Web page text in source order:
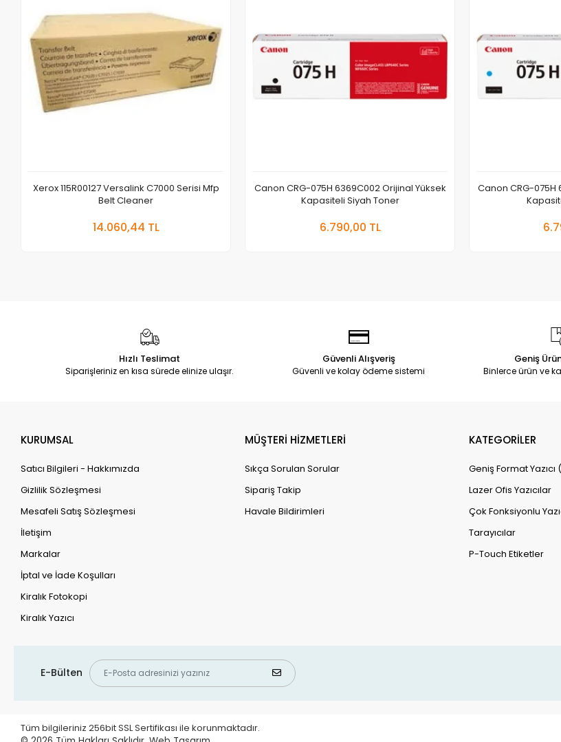
Xerox 115R00127 Versalink C7000 Serisi Mfp
Belt Cleaner
14.060,44 TL
Canon CRG-075H 6369C002 Orijinal Yüksek
Kapasiteli Siyah Toner
6.790,00 TL
Canon CRG-075H
Hızlı Teslimat
Siparişleriniz en kısa sürede elinize ulaşır.
Güvenli Alışveriş
Güvenli ve kolay ödeme sistemi
Geniş
Binlerce ürün ve
KURUMSAL
Satıcı Bilgileri - Hakkımızda
Gizlilik Sözleşmesi
Mesafeli Satış Sözleşmesi
İletişim
Markalar
İptal ve İade Koşulları
Kiralık Fotokopi
Kiralık Yazıcı
MÜŞTERİ HİZMETLERİ
Sıkça Sorulan Sorular
Sipariş Takip
Havale Bildirimleri
KATEGORİLER
Geniş Format
Lazer Ofis Yazıcılar
Çok Fonksiyonlu
Tarayıcılar
P-Touch Etiketler
E-Bülten
Tüm bilgileriniz 256bit SSL Sertifikası ile korunmaktadır.